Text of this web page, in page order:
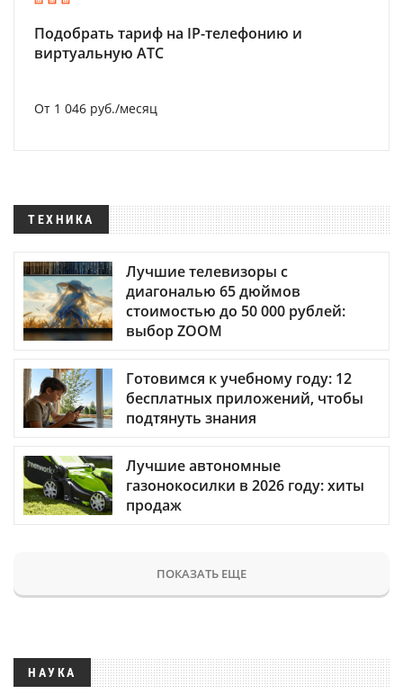
Подобрать тариф на IP-телефонию и
виртуальную АТС
От 1 046 руб./месяц
ТЕХНИКА
Лучшие телевизоры с
диагональю 65 дюймов
стоимостью до 50 000 рублей:
выбор ZOOM
Готовимся к учебному году: 12
бесплатных приложений, чтобы
подтянуть знания
Лучшие автономные
газонокосилки в 2026 году: хиты
продаж
ПОКАЗАТЬ ЕЩЕ
НАУКА